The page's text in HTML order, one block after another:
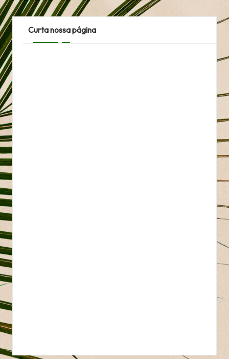
Curta nossa página